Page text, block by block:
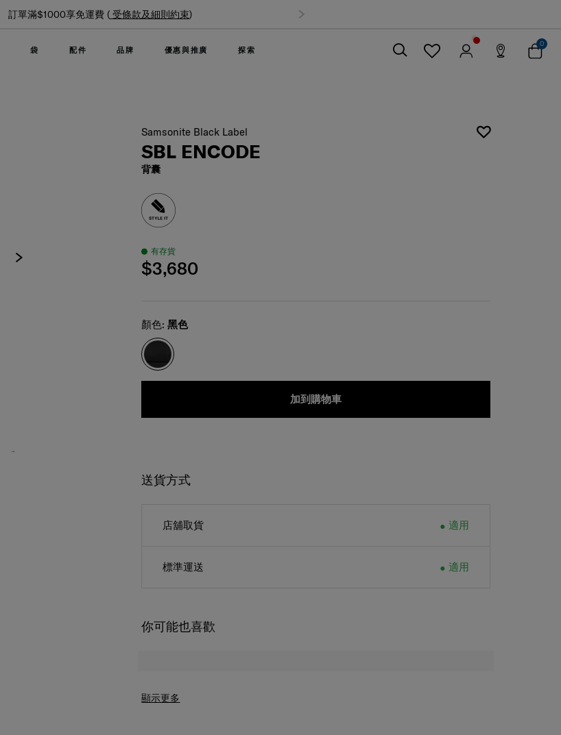
夏日限時優惠: 精選行李箱低至6折
袋 配件 品牌 優惠與推廣 探索
0
Samsonite Black Label
SBL ENCODE
背囊
有存貨
$3,680
Select
顏色:黑色
加到購物車
送貨方式
店舖取貨 適用
標準運送 適用
你可能也喜歡
顯示更多